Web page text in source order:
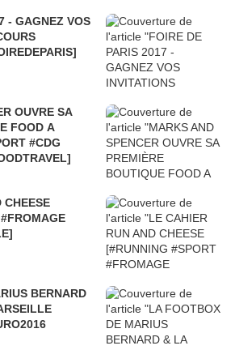
- GAGNEZ VOS
OUVRE SA
FOOD A
#CDG
CHEESE
BERNARD